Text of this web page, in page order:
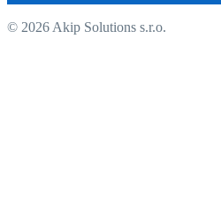
© 2026 Akip Solutions s.r.o.